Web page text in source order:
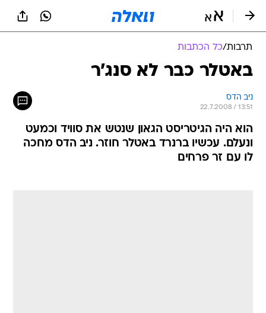
תרבות/כל הכתבות
באטלר כבר לא סנג'ר
ניב הדס
22.7.2008 / 13:51
הוא היה הגיטריסט הגאון שנטש את סוויד וכמעט
ונעלם. עכשיו ברנרד באטלר חוזר. ניב הדס מחכה
לו עם זר פרחים